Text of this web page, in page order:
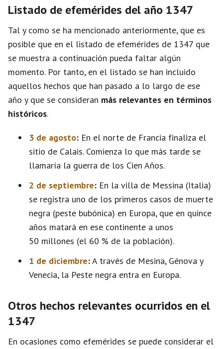
Listado de efemérides del año 1347
Tal y como se ha mencionado anteriormente, que es
posible que en el listado de efemérides de 1347 que
se muestra a continuación pueda faltar algún
momento. Por tanto, en el listado se han incluido
aquellos hechos que han pasado a lo largo de ese
año y que se consideran más relevantes en términos
históricos.
3 de agosto: En el norte de Francia finaliza el
sitio de Calais. Comienza lo que más tarde se
llamaría la guerra de los Cien Años.
2 de septiembre: En la villa de Messina (Italia)
se registra uno de los primeros casos de muerte
negra (peste bubónica) en Europa, que en quince
años matará en ese continente a unos
50 millones (el 60 % de la población).
1 de diciembre:A través de Mesina, Génova y
Venecia, la Peste negra entra en Europa.
Otros hechos relevantes ocurridos en el
1347
En ocasiones como efemérides se puede considerar el